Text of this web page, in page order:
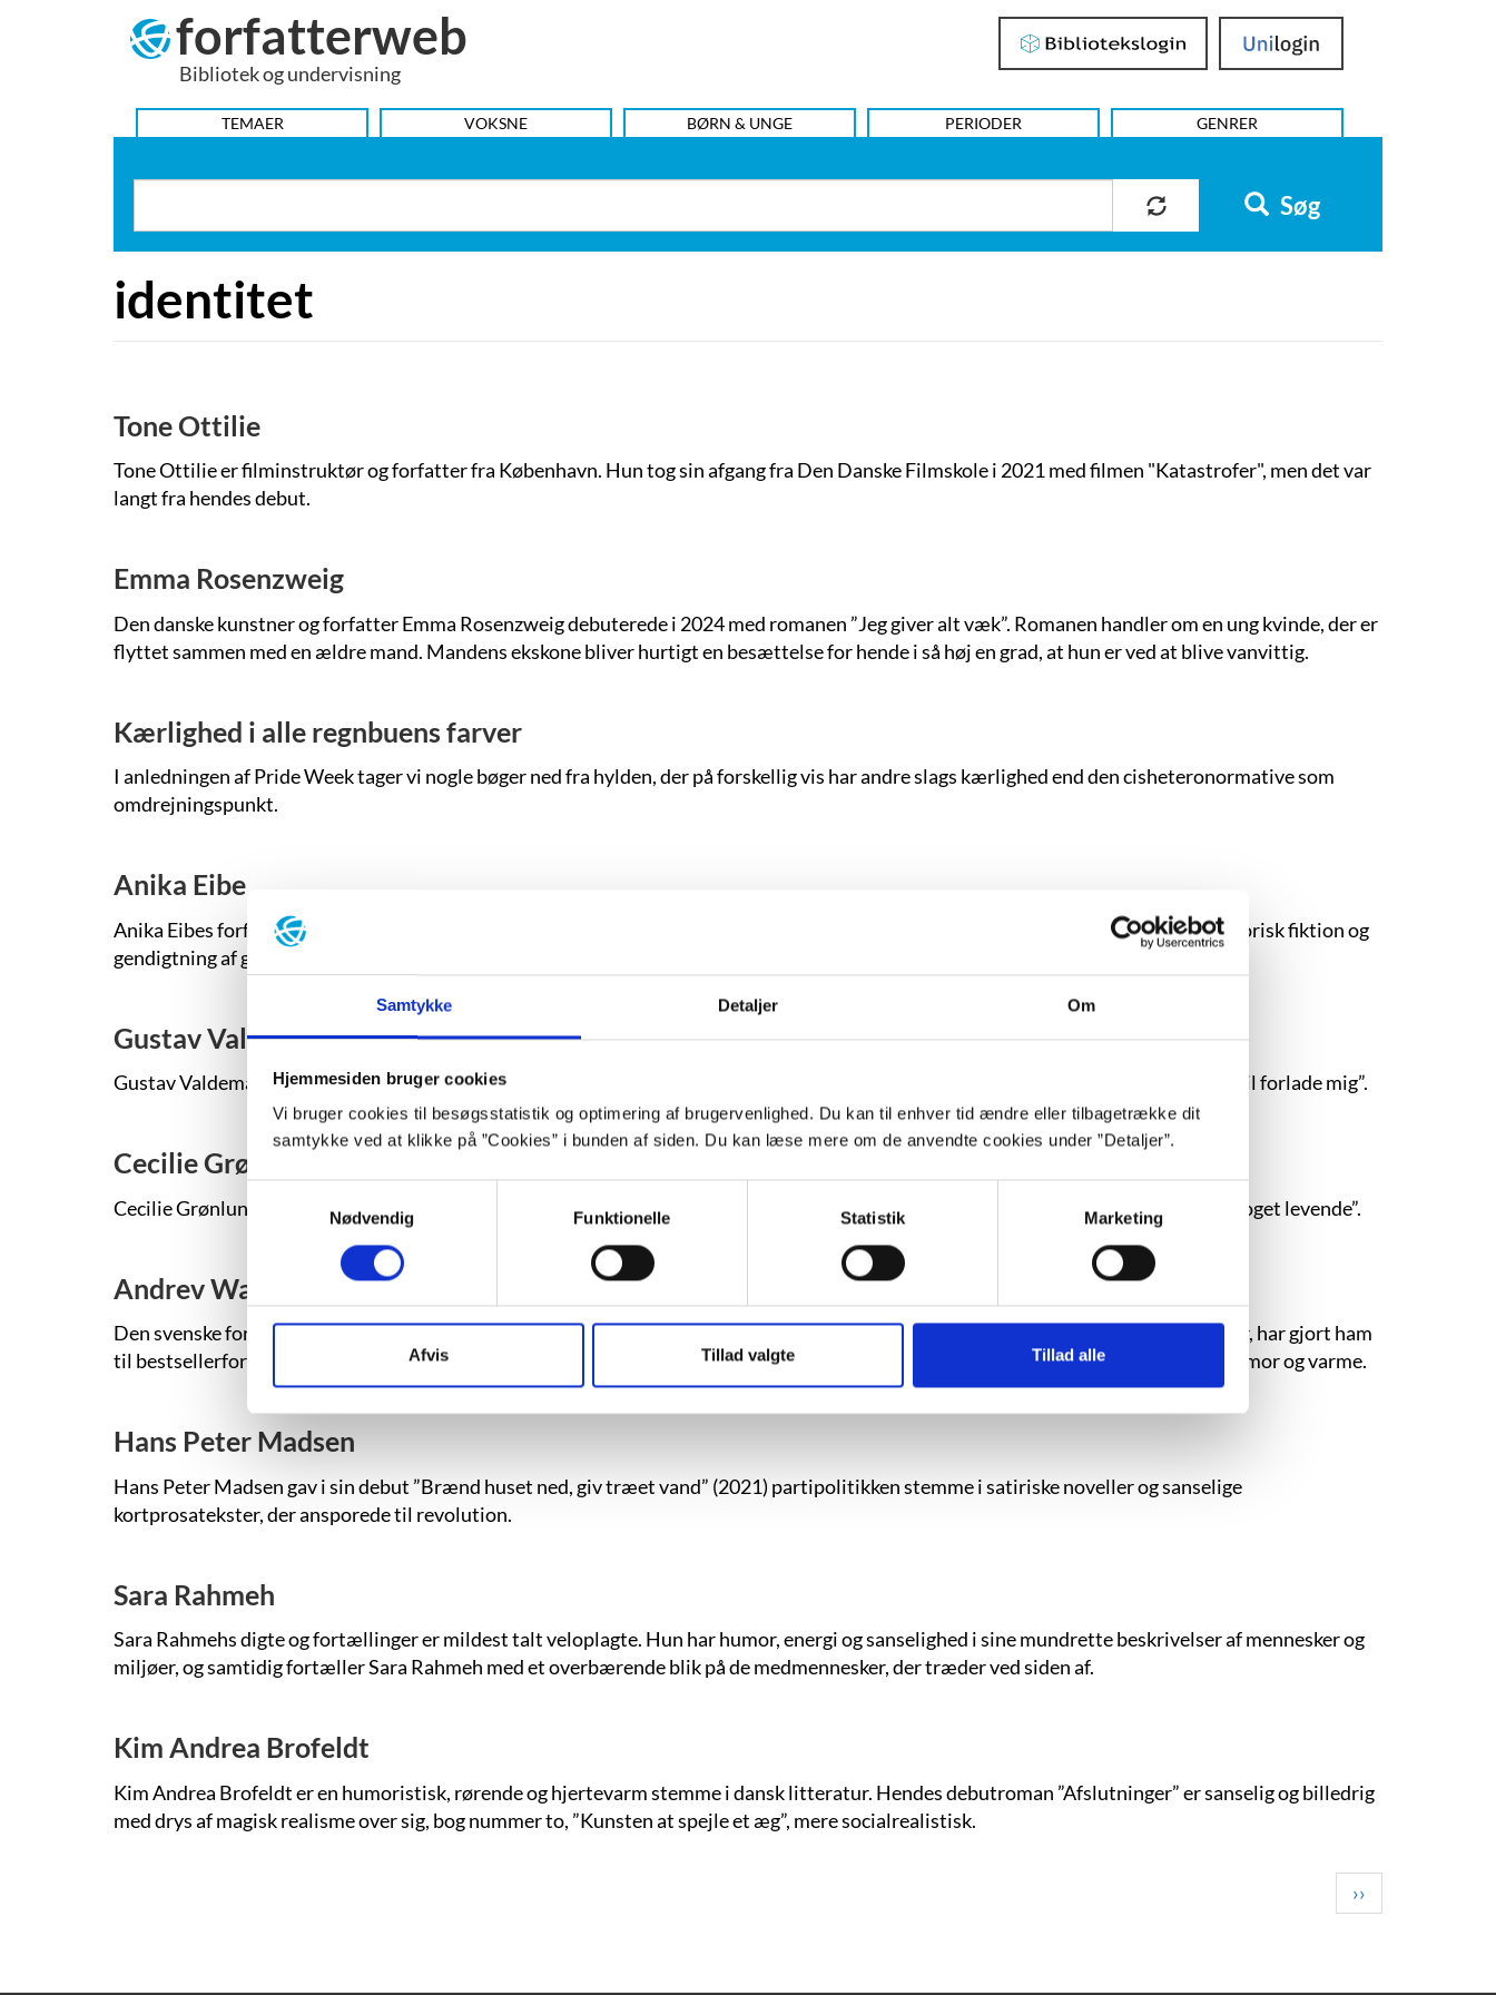
Samtykke Detaljer Om
Hjemmesiden bruger cookies
Vi bruger cookies til besøgsstatistik og optimering af brugervenlighed. Du kan til enhver tid ændre eller tilbagetrække dit
samtykke ved at klikke på ”Cookies” i bunden af siden. Du kan læse mere om de anvendte cookies under ”Detaljer”.
Nødvendig
Funktionelle Statistik Marketing
Afvis Tillad valgte Tillad alle
forfatterweb
Bibliotek og undervisning
Bibliotekslogin UniLogin
HOVEDMENU
TEMAER VOKSNE BØRN & UNGE PERIODER GENRER
Søg
identitet
Tone Ottilie
Tone Ottilie er filminstruktør og forfatter fra København. Hun tog sin afgang fra Den Danske Filmskole i 2021 med filmen "Katastrofer", men det var
langt fra hendes debut.
Emma Rosenzweig
Den danske kunstner og forfatter Emma Rosenzweig debuterede i 2024 med romanen ”Jeg giver alt væk”. Romanen handler om en ung kvinde, der er
flyttet sammen med en ældre mand. Mandens ekskone bliver hurtigt en besættelse for hende i så høj en grad, at hun er ved at blive vanvittig.
Kærlighed i alle regnbuens farver
I anledningen af Pride Week tager vi nogle bøger ned fra hylden, der på forskellig vis har andre slags kærlighed end den cisheteronormative som
omdrejningspunkt.
Anika Eibe
Anika Eibes forfatterskab består af mange genrer, og hun har skrevet alt lige fra eventyr og socialrealistiske ungdomsromaner til historisk fiktion og
gendigtning af græsk mytologi.
Gustav Valdemar Strange
Gustav Valdemar Strange (f. 1992) er uddannet fra Forfatterskolen i 2022 og debuterede i 2024 med digtsamlingen ”Til alle dem der vil forlade mig”.
Cecilie Grønlund
Cecilie Grønlund (f. 1998) debuterede i 2021 med Young adult-romanen ”Døgnåben”, og i 2024 udkom i samme genre ”Jeg kunne flå noget levende”.
Andrev Walden
Den svenske forfatter Andrev Waldens debutroman ”Satans mænd” om de syv stedfædre, han fik ind i sit liv i løbet af syv barndomsår, har gjort ham
til bestsellerforfatter i hjemlandet. Opvæksthistorien er forankret i virkeligheden, men skrevet med en voksen mands forsonende humor og varme.
Hans Peter Madsen
Hans Peter Madsen gav i sin debut ”Brænd huset ned, giv træet vand” (2021) partipolitikken stemme i satiriske noveller og sanselige
kortprosatekster, der ansporede til revolution.
Sara Rahmeh
Sara Rahmehs digte og fortællinger er mildest talt veloplagte. Hun har humor, energi og sanselighed i sine mundrette beskrivelser af mennesker og
miljøer, og samtidig fortæller Sara Rahmeh med et overbærende blik på de medmennesker, der træder ved siden af.
Kim Andrea Brofeldt
Kim Andrea Brofeldt er en humoristisk, rørende og hjertevarm stemme i dansk litteratur. Hendes debutroman ”Afslutninger” er sanselig og billedrig
med drys af magisk realisme over sig, bog nummer to, ”Kunsten at spejle et æg”, mere socialrealistisk.
Next
page
››